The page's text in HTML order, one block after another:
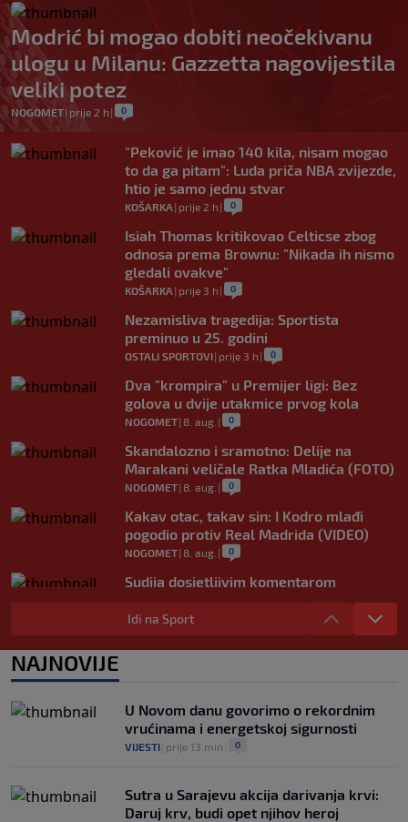
Modrić bi mogao dobiti neočekivanu
ulogu u Milanu: Gazzetta nagovijestila
veliki potez
NOGOMET| prije 2 h | 0
"Peković je imao 140 kila, nisam mogao
to da ga pitam": Luda priča NBA zvijezde,
htio je samo jednu stvar
KOŠARKA | prije 2 h | 0
Isiah Thomas kritikovao Celticse zbog
odnosa prema Brownu: "Nikada ih nismo
gledali ovakve"
KOŠARKA | prije 3 h | 0
Nezamisliva tragedija: Sportista
preminuo u 25. godini
OSTALI SPORTOVI| prije 3 h | 0
Dva "krompira" u Premijer ligi: Bez
golova u dvije utakmice prvog kola
NOGOMET| 8. aug. | 0
Skandalozno i sramotno: Delije na
Marakani veličale Ratka Mladića (FOTO)
NOGOMET| 8. aug. | 0
Kakav otac, takav sin: I Kodro mlađi
pogodio protiv Real Madrida (VIDEO)
NOGOMET| 8. aug. | 0
Sudija dosjetljivim komentarom
nasmijao publiku nakon žalbe tenisera
(VIDEO)
Idi na Sport
NAJNOVIJE
U Novom danu govorimo o rekordnim
vrućinama i energetskoj sigurnosti
VIJESTI prije 13 min 0
Sutra u Sarajevu akcija darivanja krvi:
Daruj krv, budi opet njihov heroj